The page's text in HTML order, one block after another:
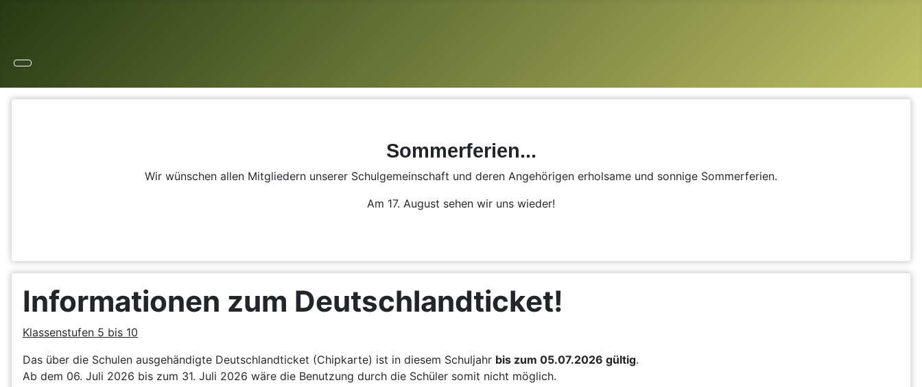
Sommerferien...
Wir wünschen allen Mitgliedern unserer Schulgemeinschaft und deren Angehörigen erholsame und sonnige Sommerferien.
Am 17. August sehen wir uns wieder!
Informationen zum Deutschlandticket!
Klassenstufen 5 bis 10
Das über die Schulen ausgehändigte Deutschlandticket (Chipkarte) ist in diesem Schuljahr bis zum 05.07.2026 gültig.
Ab dem 06. Juli 2026 bis zum 31. Juli 2026 wäre die Benutzung durch die Schüler somit nicht möglich.